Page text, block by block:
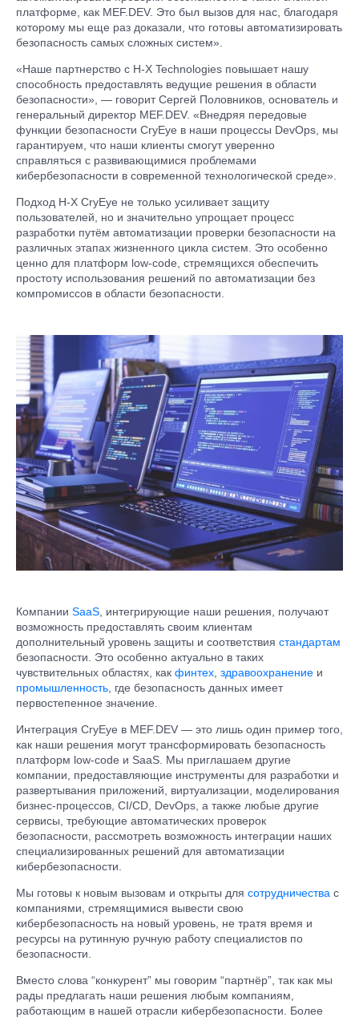
платформе, как MEF.DEV. Это был вызов для нас, благодаря
которому мы еще раз доказали, что готовы автоматизировать
безопасность самых сложных систем».
«Наше партнерство с H-X Technologies повышает нашу
способность предоставлять ведущие решения в области
безопасности», — говорит Сергей Половников, основатель и
генеральный директор MEF.DEV. «Внедряя передовые
функции безопасности CryEye в наши процессы DevOps, мы
гарантируем, что наши клиенты смогут уверенно
справляться с развивающимися проблемами
кибербезопасности в современной технологической среде».
Подход H-X CryEye не только усиливает защиту
пользователей, но и значительно упрощает процесс
разработки путём автоматизации проверки безопасности на
различных этапах жизненного цикла систем. Это особенно
ценно для платформ low-code, стремящихся обеспечить
простоту использования решений по автоматизации без
компромиссов в области безопасности.
Компании SaaS, интегрирующие наши решения, получают
возможность предоставлять своим клиентам
дополнительный уровень защиты и соответствия стандартам
безопасности. Это особенно актуально в таких
чувствительных областях, как финтех, здравоохранение и
промышленность, где безопасность данных имеет
первостепенное значение.
Интеграция CryEye в MEF.DEV — это лишь один пример того,
как наши решения могут трансформировать безопасность
платформ low-code и SaaS. Мы приглашаем другие
компании, предоставляющие инструменты для разработки и
развертывания приложений, виртуализации, моделирования
бизнес-процессов, CI/CD, DevOps, а также любые другие
сервисы, требующие автоматических проверок
безопасности, рассмотреть возможность интеграции наших
специализированных решений для автоматизации
кибербезопасности.
Мы готовы к новым вызовам и открыты для сотрудничества с
компаниями, стремящимися вывести свою
кибербезопасность на новый уровень, не тратя время и
ресурсы на рутинную ручную работу специалистов по
безопасности.
Вместо слова “конкурент” мы говорим “партнёр”, так как мы
рады предлагать наши решения любым компаниям,
работающим в нашей отрасли кибербезопасности. Более